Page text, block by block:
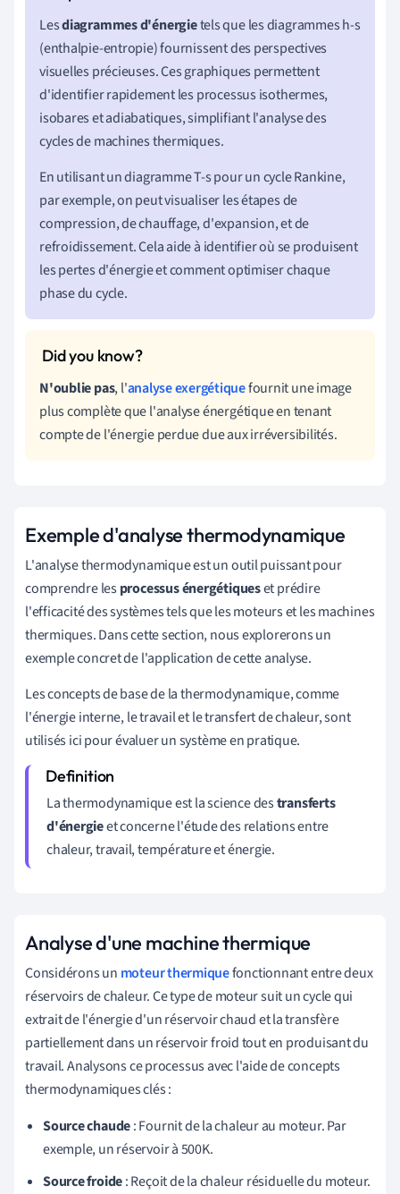
Lesdiagrammes d'énergietels que les diagrammes h-s
(enthalpie-entropie) fournissent des perspectives
visuelles précieuses. Ces graphiques permettent
d'identifier rapidement les processus isothermes,
isobares et adiabatiques, simplifiant l'analyse des
cycles de machines thermiques.
En utilisant un diagramme T-s pour un cycle Rankine,
par exemple, on peut visualiser les étapes de
compression, de chauffage, d'expansion, et de
refroidissement. Cela aide à identifier où se produisent
les pertes d'énergie et comment optimiser chaque
phase du cycle.
N'oublie pas, l'analyse exergétiquefournit une image
plus complète que l'analyse énergétique en tenant
compte de l'énergie perdue due aux irréversibilités.
Exemple d'analyse thermodynamique
L'analyse thermodynamique est un outil puissant pour
comprendre lesprocessus énergétiqueset prédire
l'efficacité des systèmes tels que les moteurs et les machines
thermiques. Dans cette section, nous explorerons un
exemple concret de l'application de cette analyse.
Les concepts de base de la thermodynamique, comme
l'énergie interne, le travail et le transfert de chaleur, sont
utilisés ici pour évaluer un système en pratique.
La thermodynamique est la science destransferts
d'énergieet concerne l'étude des relations entre
chaleur, travail, température et énergie.
Analyse d'une machine thermique
Considérons un moteur thermiquefonctionnant entre deux
réservoirs de chaleur. Ce type de moteur suit un cycle qui
extrait de l'énergie d'un réservoir chaud et la transfère
partiellement dans un réservoir froid tout en produisant du
travail. Analysons ce processus avec l'aide de concepts
thermodynamiques clés :
Source chaude: Fournit de la chaleur au moteur. Par
exemple, un réservoir à 500K.
Source froide: Reçoit de la chaleur résiduelle du moteur.